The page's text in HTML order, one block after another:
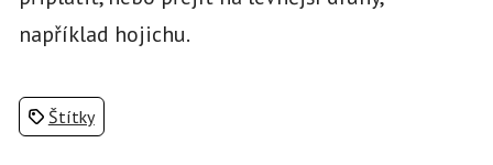
například hojichu.
Štítky